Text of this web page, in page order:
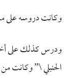
وكانت دروسه على
ودرس كذلك على
الحنبلي \” وكانت